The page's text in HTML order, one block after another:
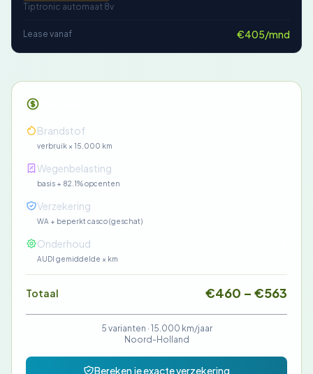
Tiptronic automaat 8v
Lease vanaf €405/mnd
Brandstof
verbruik × 15.000 km
Wegenbelasting
basis + 82.1% opcenten
Verzekering
WA + beperkt casco (geschat)
Onderhoud
AUDI gemiddelde × km
Totaal €460 – €563
5 varianten · 15.000 km/jaar
Noord-Holland
Bereken je exacte verzekering